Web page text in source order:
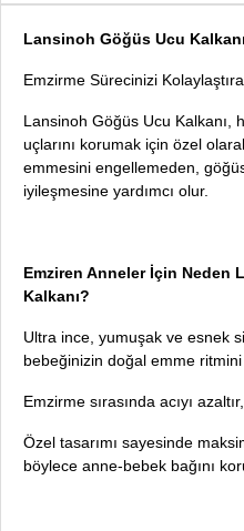
Lansinoh Göğüs Ucu
Emzirme Sürecinizi
Lansinoh Göğüs Ucu Kalkanı,
uçlarını korumak için özel
emmesini engellemeden,
iyileşmesine yardımcı olur.
Emziren Anneler İçin Neden
Kalkanı?
Ultra ince, yumuşak ve esnek
bebeğinizin doğal emme
Emzirme sırasında acıyı
Özel tasarımı sayesinde
böylece anne-bebek bağını